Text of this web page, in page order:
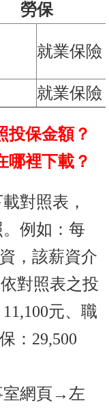
勞保
就業保險
就業保險
投保金額？
哪裡下載？
對照表，
例如：每
，該薪資介
對照表之投
元、職
：29,500
室網頁→左